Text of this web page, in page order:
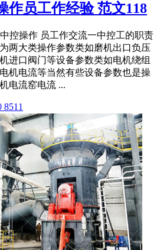
作员工作经验 范文118
控操作 员工作交流一中控工的职责
两大类操作参数类如磨机出口负压
进口阀门等设备参数类如电机绕组
机电流等当然有些设备参数也是操
电流窑电流 ...
8511